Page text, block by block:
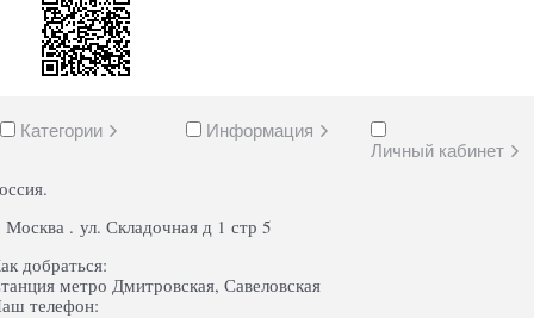
Категории
Информация
Личный кабинет
Москва . ул. Складочная д 1 стр 5
добраться:
метро Дмитровская, Савеловская
телефон: